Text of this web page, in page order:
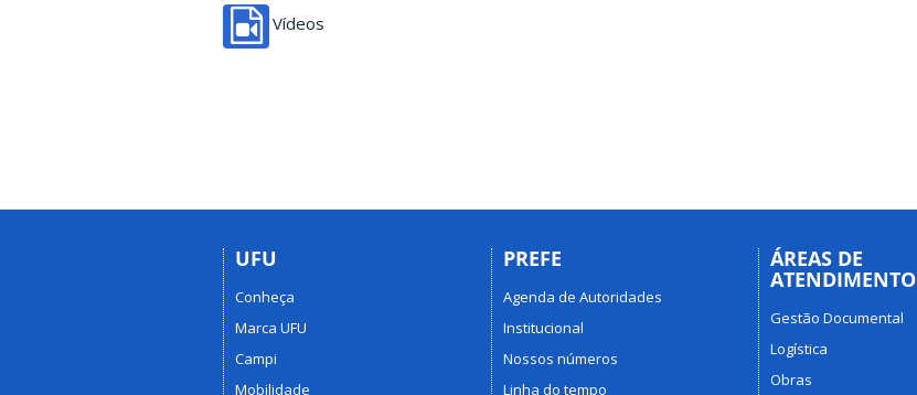
Vídeos
UFU
Conheça
Marca UFU
Campi
Mobilidade
PREFE
Agenda de Autoridades
Institucional
Nossos números
Linha do tempo
ÁREAS DE
ATENDIMENTO
Gestão Documental
Logística
Obras